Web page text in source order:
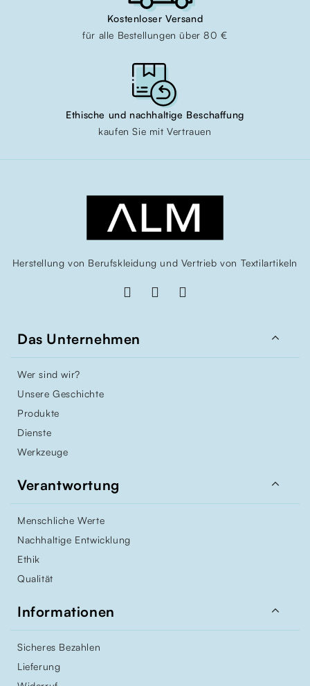
Kostenloser Versand
für alle Bestellungen über 80 €
Ethische und nachhaltige Beschaffung
kaufen Sie mit Vertrauen
Herstellung von Berufskleidung und Vertrieb von Textilartikeln
Das Unternehmen 
Wer sind wir?
Unsere Geschichte
Produkte
Dienste
Werkzeuge
Verantwortung 
Menschliche Werte
Nachhaltige Entwicklung
Ethik
Qualität
Informationen 
Sicheres Bezahlen
Lieferung